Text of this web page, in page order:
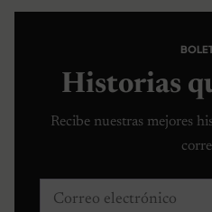
Historias
Recibe nuestras mejores
Correo electrónico